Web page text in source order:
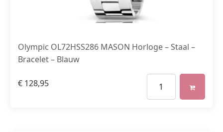
Olympic OL72HSS286 MASON Horloge – Staal –
Bracelet – Blauw
€ 128,95